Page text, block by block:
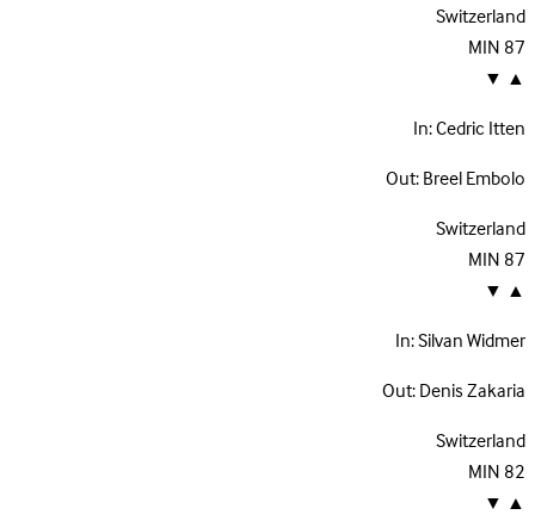
Switzerland
87
MIN
▲
▼
In:Cedric Itten
Out:Breel Embolo
Switzerland
87
MIN
▲
▼
In:Silvan Widmer
Out:Denis Zakaria
Switzerland
82
MIN
▲
▼